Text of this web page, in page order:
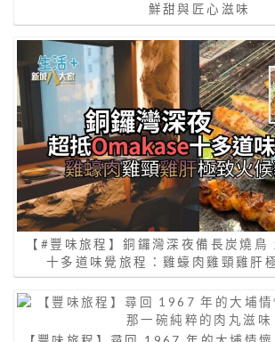
鮮甜與匠心滋味
【#豐味旅程】銅鑼灣深夜備長炭燒
十多道味覺旅程：雞蠔肉雞頸雞肝